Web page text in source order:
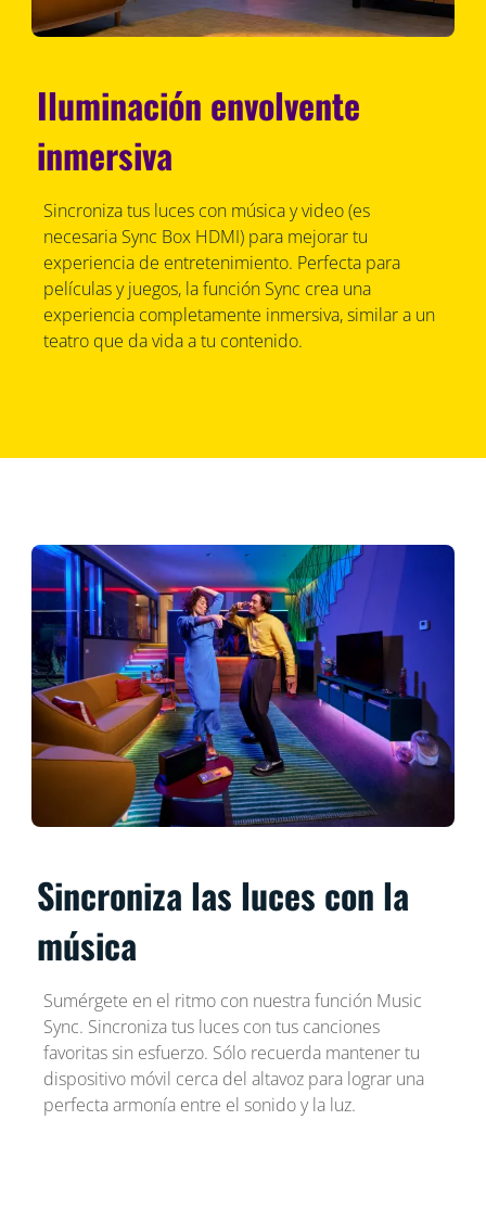
Iluminación envolvente
inmersiva
Sincroniza tus luces con música y video (es
necesaria Sync Box HDMI) para mejorar tu
experiencia de entretenimiento. Perfecta para
películas y juegos, la función Sync crea una
experiencia completamente inmersiva, similar a un
teatro que da vida a tu contenido.
Sincroniza las luces con la
música
Sumérgete en el ritmo con nuestra función Music
Sync. Sincroniza tus luces con tus canciones
favoritas sin esfuerzo. Sólo recuerda mantener tu
dispositivo móvil cerca del altavoz para lograr una
perfecta armonía entre el sonido y la luz.